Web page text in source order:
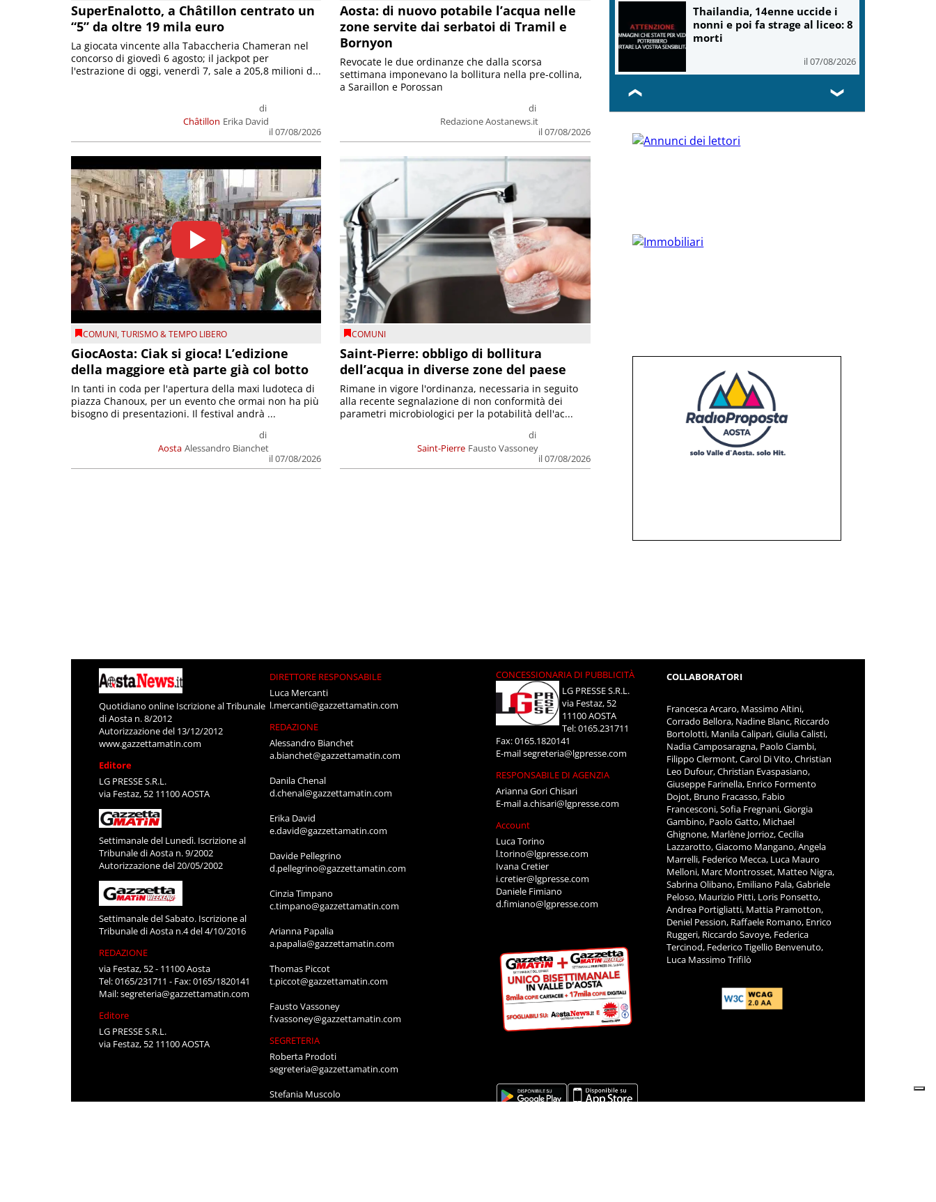
SuperEnalotto, a Châtillon centrato un
“5” da oltre 19 mila euro
Châtillon
di
Erika David
il 07/08/2026
La giocata vincente alla Tabaccheria Chameran nel
concorso di giovedì 6 agosto; il jackpot per
l'estrazione di oggi, venerdì 7, sale a 205,8 milioni d...
Aosta: di nuovo potabile l’acqua nelle
zone servite dai serbatoi di Tramil e
Bornyon
di
Redazione Aostanews.it
il 07/08/2026
Revocate le due ordinanze che dalla scorsa
settimana imponevano la bollitura nella pre-collina,
a Saraillon e Porossan
COMUNI,TURISMO & TEMPO LIBERO
GiocAosta: Ciak si gioca! L’edizione
della maggiore età parte già col botto
Aosta
di
Alessandro Bianchet
il 07/08/2026
In tanti in coda per l'apertura della maxi ludoteca di
piazza Chanoux, per un evento che ormai non ha più
bisogno di presentazioni. Il festival andrà ...
COMUNI
Saint-Pierre: obbligo di bollitura
dell’acqua in diverse zone del paese
Saint-Pierre
di
Fausto Vassoney
il 07/08/2026
Rimane in vigore l'ordinanza, necessaria in seguito
alla recente segnalazione di non conformità dei
parametri microbiologici per la potabilità dell'ac...
Thailandia, 14enne uccide i
nonni e poi fa strage al liceo: 8
morti
il 07/08/2026
❮ ❯
Quotidiano online Iscrizione al Tribunale
di Aosta n. 8/2012
Autorizzazione del 13/12/2012
www.gazzettamatin.com
Editore
LG PRESSE S.R.L.
via Festaz, 52 11100 AOSTA
Settimanale del Lunedì. Iscrizione al
Tribunale di Aosta n. 9/2002
Autorizzazione del 20/05/2002
Settimanale del Sabato. Iscrizione al
Tribunale di Aosta n.4 del 4/10/2016
REDAZIONE
via Festaz, 52 - 11100 Aosta
Tel: 0165/231711 - Fax: 0165/1820141
Mail:segreteria@gazzettamatin.com
Editore
LG PRESSE S.R.L.
via Festaz, 52 11100 AOSTA
DIRETTORE RESPONSABILE
Luca Mercanti
l.mercanti@gazzettamatin.com
REDAZIONE
Alessandro Bianchet
a.bianchet@gazzettamatin.com
Danila Chenal
d.chenal@gazzettamatin.com
Erika David
e.david@gazzettamatin.com
Davide Pellegrino
d.pellegrino@gazzettamatin.com
Cinzia Timpano
c.timpano@gazzettamatin.com
Arianna Papalia
a.papalia@gazzettamatin.com
Thomas Piccot
t.piccot@gazzettamatin.com
Fausto Vassoney
f.vassoney@gazzettamatin.com
SEGRETERIA
Roberta Prodoti
segreteria@gazzettamatin.com
Stefania Muscolo
CONCESSIONARIA DI PUBBLICITÀ
LG PRESSE S.R.L.
via Festaz, 52
11100 AOSTA
Tel: 0165.231711
Fax: 0165.1820141
E-mailsegreteria@lgpresse.com
RESPONSABILE DI AGENZIA
Arianna Gori Chisari
E-maila.chisari@lgpresse.com
Account
Luca Torino
l.torino@lgpresse.com
Ivana Cretier
i.cretier@lgpresse.com
Daniele Fimiano
d.fimiano@lgpresse.com
COLLABORATORI
Francesca Arcaro, Massimo Altini,
Corrado Bellora, Nadine Blanc, Riccardo
Bortolotti, Manila Calipari, Giulia Calisti,
Nadia Camposaragna, Paolo Ciambi,
Filippo Clermont, Carol Di Vito, Christian
Leo Dufour, Christian Evaspasiano,
Giuseppe Farinella, Enrico Formento
Dojot, Bruno Fracasso, Fabio
Francesconi, Sofia Fregnani, Giorgia
Gambino, Paolo Gatto, Michael
Ghignone, Marlène Jorrioz, Cecilia
Lazzarotto, Giacomo Mangano, Angela
Marrelli, Federico Mecca, Luca Mauro
Melloni, Marc Montrosset, Matteo Nigra,
Sabrina Olibano, Emiliano Pala, Gabriele
Peloso, Maurizio Pitti, Loris Ponsetto,
Andrea Portigliatti, Mattia Pramotton,
Deniel Pession, Raffaele Romano, Enrico
Ruggeri, Riccardo Savoye, Federica
Tercinod, Federico Tigellio Benvenuto,
Luca Massimo Trifilò